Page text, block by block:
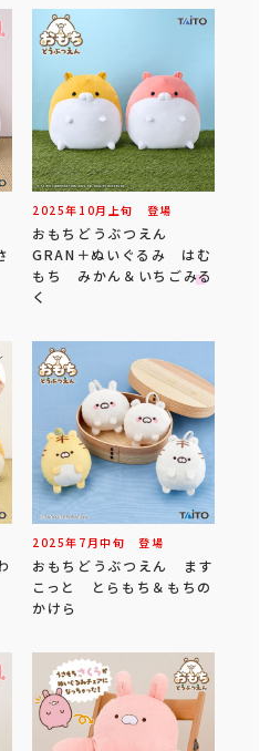
2025年 10月 上旬 登場
おもちどうぶつえん
GRAN＋ぬいぐるみ はむ
もち みかん＆いちごみる
く
2025年 7 月中旬 登場
おもちどうぶつえん ます
こっと とらもち＆もちの
かけら